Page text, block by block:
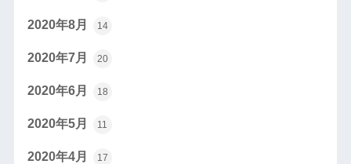
2020年8月 14
2020年7月 20
2020年6月 18
2020年5月 11
2020年4月 17